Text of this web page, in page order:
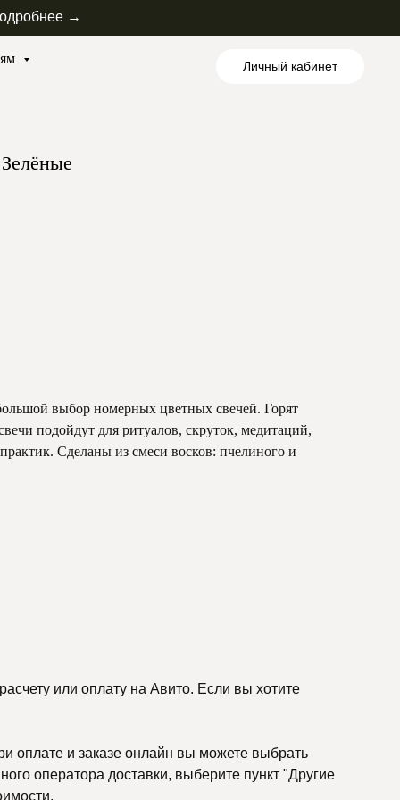
→
Личный кабинет
выбор номерных цветных свечей. Горят
подойдут для ритуалов, скруток, медитаций,
Сделаны из смеси восков: пчелиного и
или оплату на Авито. Если вы хотите
оплате и заказе онлайн вы можете выбрать
оператора доставки, выберите пункт "Другие